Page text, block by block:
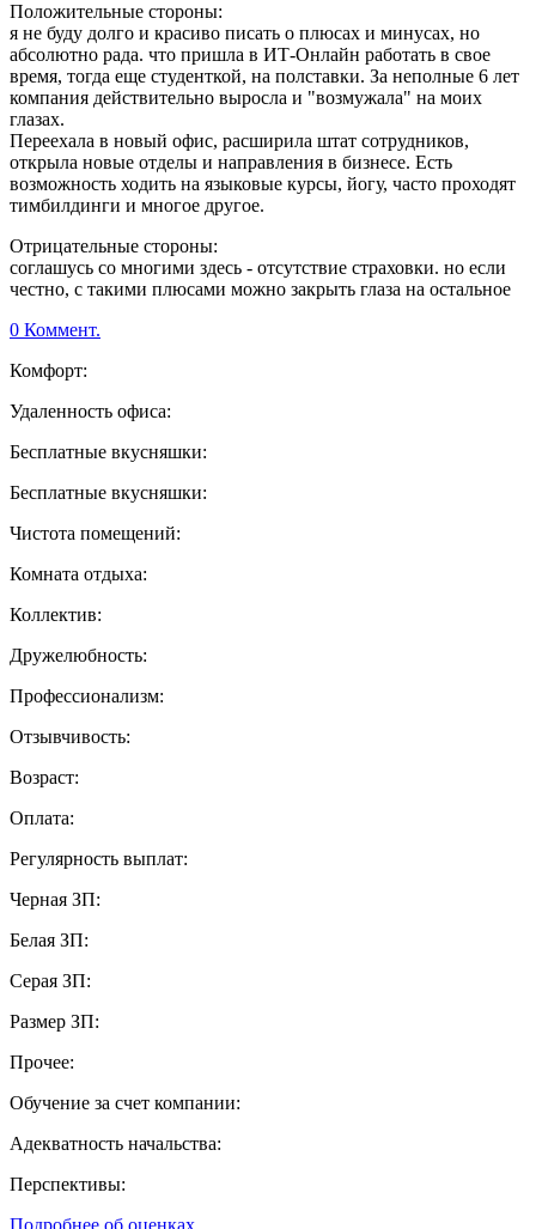
Положительные стороны:
я не буду долго и красиво писать о плюсах и минусах, но
абсолютно рада. что пришла в ИТ-Онлайн работать в свое
время, тогда еще студенткой, на полставки. За неполные 6 лет
компания действительно выросла и "возмужала" на моих
глазах.
Переехала в новый офис, расширила штат сотрудников,
открыла новые отделы и направления в бизнесе. Есть
возможность ходить на языковые курсы, йогу, часто проходят
тимбилдинги и многое другое.
Отрицательные стороны:
соглашусь со многими здесь - отсутствие страховки. но если
честно, с такими плюсами можно закрыть глаза на остальное
0 Коммент.
Комфорт:
Удаленность офиса:
Бесплатные вкусняшки:
Бесплатные вкусняшки:
Чистота помещений:
Комната отдыха:
Коллектив:
Дружелюбность:
Профессионализм:
Отзывчивость:
Возраст:
Оплата:
Регулярность выплат:
Черная ЗП:
Белая ЗП:
Серая ЗП:
Размер ЗП:
Прочее:
Обучение за счет компании:
Адекватность начальства:
Перспективы: